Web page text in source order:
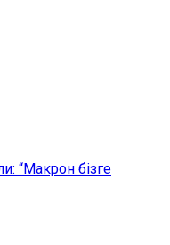
“Макрон бізге